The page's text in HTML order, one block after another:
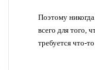
Поэтому
всего для того,
требуется что-